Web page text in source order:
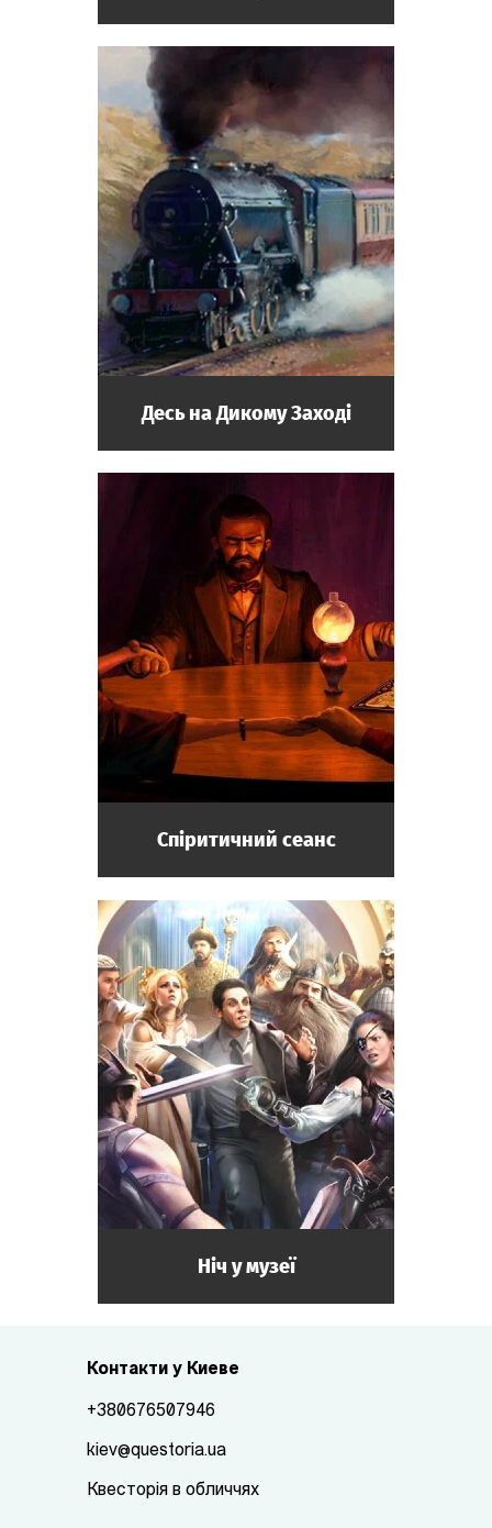
Десь на Дикому Заході
Спіритичний сеанс
Ніч у музеї
Контакти у Киеве
+380676507946
kiev@questoria.ua
Квесторія в обличчях